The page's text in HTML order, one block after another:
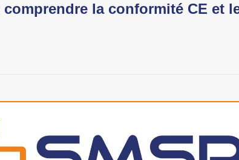
la conformité CE et